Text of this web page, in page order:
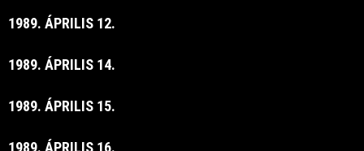
1989. ÁPRILIS 12.
1989. ÁPRILIS 14.
1989. ÁPRILIS 15.
1989. ÁPRILIS 16.